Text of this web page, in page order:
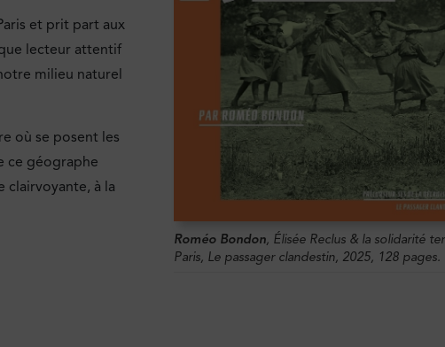
et prit part aux
lecteur attentif
milieu naturel
où se posent les
ce géographe
clairvoyante, à la
Roméo Bondon, Élisée Reclus & la solidarité
Paris, Le passager clandestin, 2025, 128 pages.